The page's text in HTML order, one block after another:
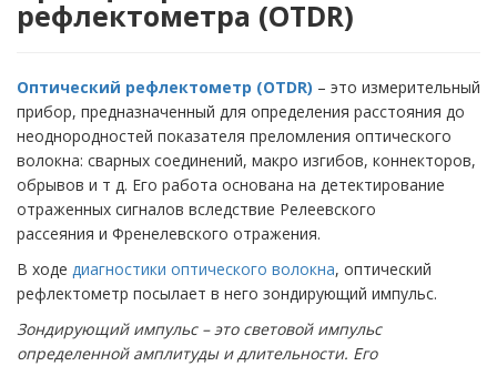
рефлектометра (OTDR)
Оптический рефлектометр (OTDR) – это измерительный
прибор, предназначенный для определения расстояния до
неоднородностей показателя преломления оптического
волокна: сварных соединений, макро изгибов, коннекторов,
обрывов и т д. Его работа основана на детектирование
отраженных сигналов вследствие Релеевского
рассеяния и Френелевского отражения.
В ходе диагностики оптического волокна, оптический
рефлектометр посылает в него зондирующий импульс.
Зондирующий импульс – это световой импульс
определенной амплитуды и длительности. Его